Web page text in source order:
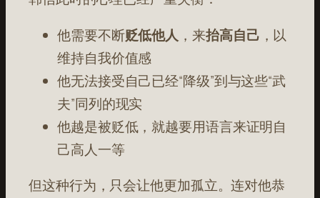
他需要不断贬低他人 ，来抬高自己 ，以
维持自我价值感
他无法接受自己已经“降级”到与这些“武
夫”同列的现实
他越是被贬低，就越要用语言来证明自
己高人一等
但这种行为，只会让他更加孤立。连对他恭